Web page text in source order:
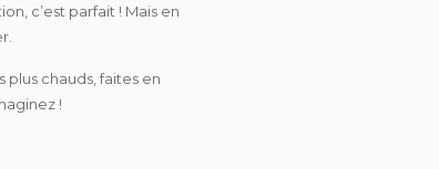
c’est parfait ! Mais en
plus chauds, faites en
!